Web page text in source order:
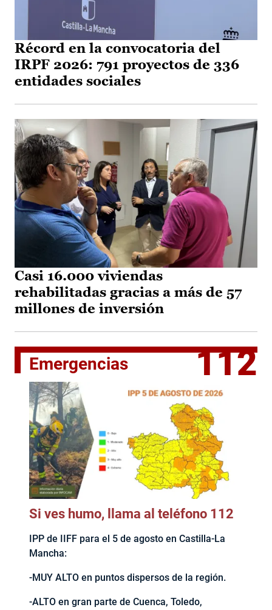
Récord en la convocatoria del
IRPF 2026: 791 proyectos de 336
entidades sociales
Casi 16.000 viviendas
rehabilitadas gracias a más de 57
millones de inversión
Emergencias 112
Si ves humo, llama al teléfono 112
IPP de IIFF para el 5 de agosto en Castilla-La
Mancha:
-MUY ALTO en puntos dispersos de la región.
-ALTO en gran parte de Cuenca, Toledo,